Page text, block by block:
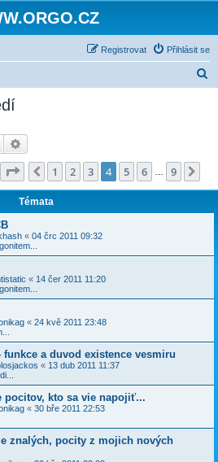
Přihlásit se
Registrovat
Hledat
Stránka z
Předchozí
1 2 3 4 5 6 9
Témata
« 04 črc 2011 09:32
« 14 čer 2011 11:20
« 24 kvě 2011 23:48
a duvod existence vesmiru
« 13 dub 2011 11:37
pocitov, kto sa vie napojiť...
« 30 bře 2011 22:53
znalých, pocity z mojich nových